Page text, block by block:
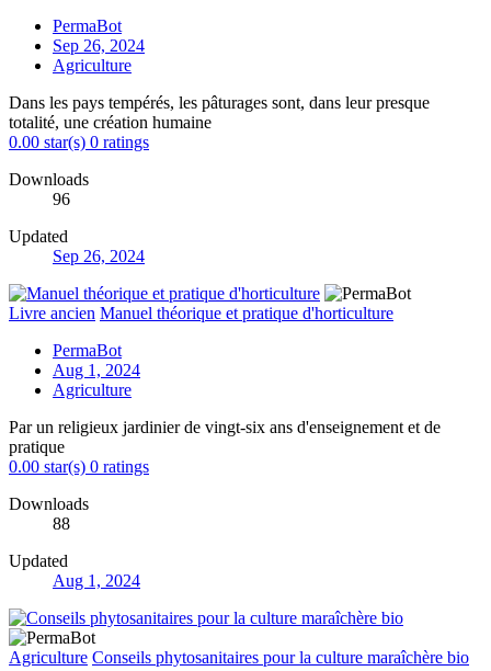
PermaBot
Sep 26, 2024
Agriculture
Dans les pays tempérés, les pâturages sont, dans leur presque
totalité, une création humaine
0.00 star(s) 0 ratings
Downloads
96
Updated
Sep 26, 2024
Livre ancien Manuel théorique et pratique d'horticulture
PermaBot
Aug 1, 2024
Agriculture
Par un religieux jardinier de vingt-six ans d'enseignement et de
pratique
0.00 star(s) 0 ratings
Downloads
88
Updated
Aug 1, 2024
Agriculture Conseils phytosanitaires pour la culture maraîchère bio